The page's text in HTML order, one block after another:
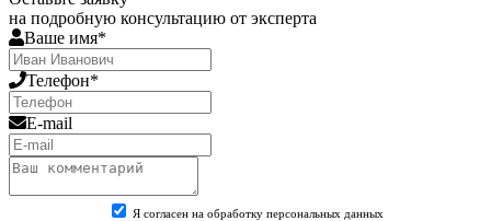
на подробную консультацию от эксперта
Ваше имя*
Телефон*
E-mail
Я согласен на обработку персональных данных